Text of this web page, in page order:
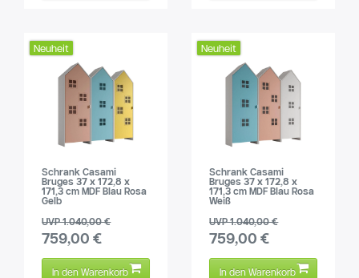
Neuheit
Schrank Casami
Bruges 37 x 172,8 x
171,3 cm MDF Blau Rosa
Gelb
UVP 1.040,00 €
759,00 €
In den Warenkorb
Neuheit
Schrank Casami
Bruges 37 x 172,8 x
171,3 cm MDF Blau Rosa
Weiß
UVP 1.040,00 €
759,00 €
In den Warenkorb